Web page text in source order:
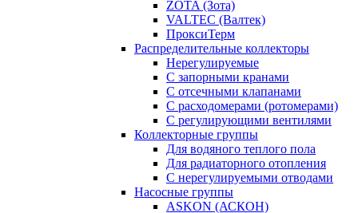
ZOTA (Зота)
VALTEC (Валтек)
ПроксиТерм
Распределительные коллекторы
Нерегулируемые
С запорными кранами
С отсечными клапанами
С расходомерами (ротомерами)
С регулирующими вентилями
Коллекторные группы
Для водяного теплого пола
Для радиаторного отопления
С нерегулируемыми отводами
Насосные группы
ASKON (АСКОН)